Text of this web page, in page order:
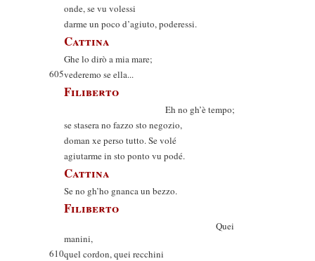
onde, se vu volessi
darme un poco d’agiuto, poderessi.
Cattina
Ghe lo dirò a mia mare;
605vederemo se ella...
Filiberto
Eh no gh’è tempo;
se stasera no fazzo sto negozio,
doman xe perso tutto. Se volé
agiutarme in sto ponto vu podé.
Cattina
Se no gh’ho gnanca un bezzo.
Filiberto
Quei
manini,
610quel cordon, quei recchini